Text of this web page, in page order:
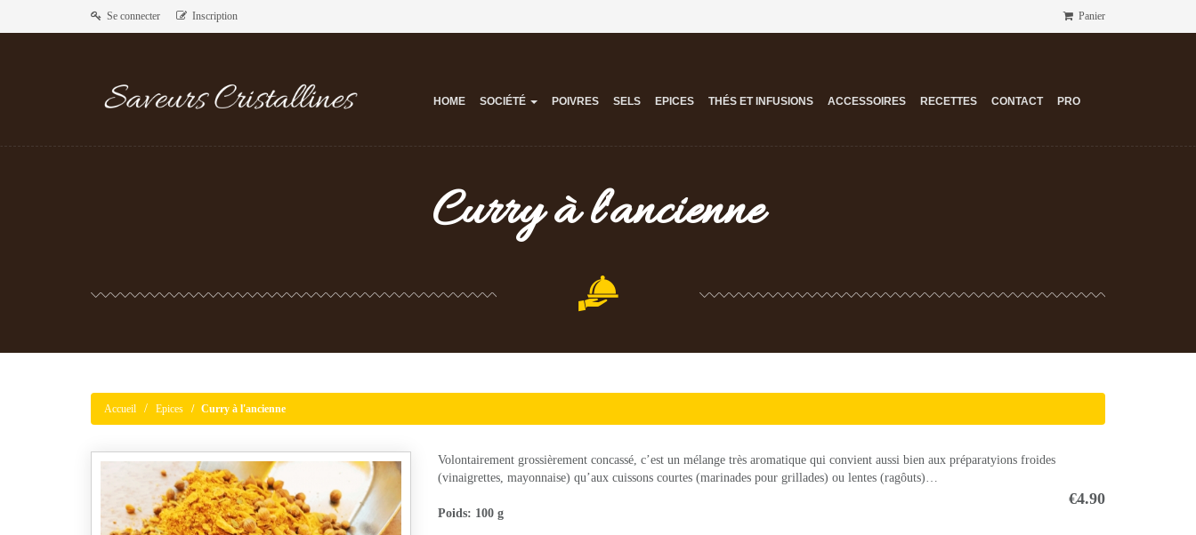
Se connecter Inscription Panier
HOME SOCIÉTÉ POIVRES SELS EPICES THÉS ET INFUSIONS ACCESSOIRES RECETTES CONTACT PRO
Curry à l'ancienne
Accueil Epices Curry à l'ancienne
Volontairement grossièrement concassé, c’est un mélange très aromatique qui convient aussi bien aux préparatyions froides
(vinaigrettes, mayonnaise) qu’aux cuissons courtes (marinades pour grillades) ou lentes (ragôuts)…
€4.90
Poids: 100 g